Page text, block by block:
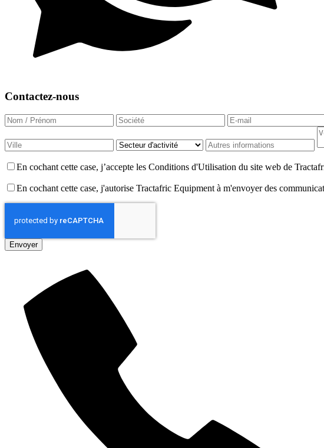
Contactez-nous
En cochant cette case, j’accepte les Conditions d'Utilisation du site web de
En cochant cette case, j'autorise Tractafric Equipment à m'envoyer des